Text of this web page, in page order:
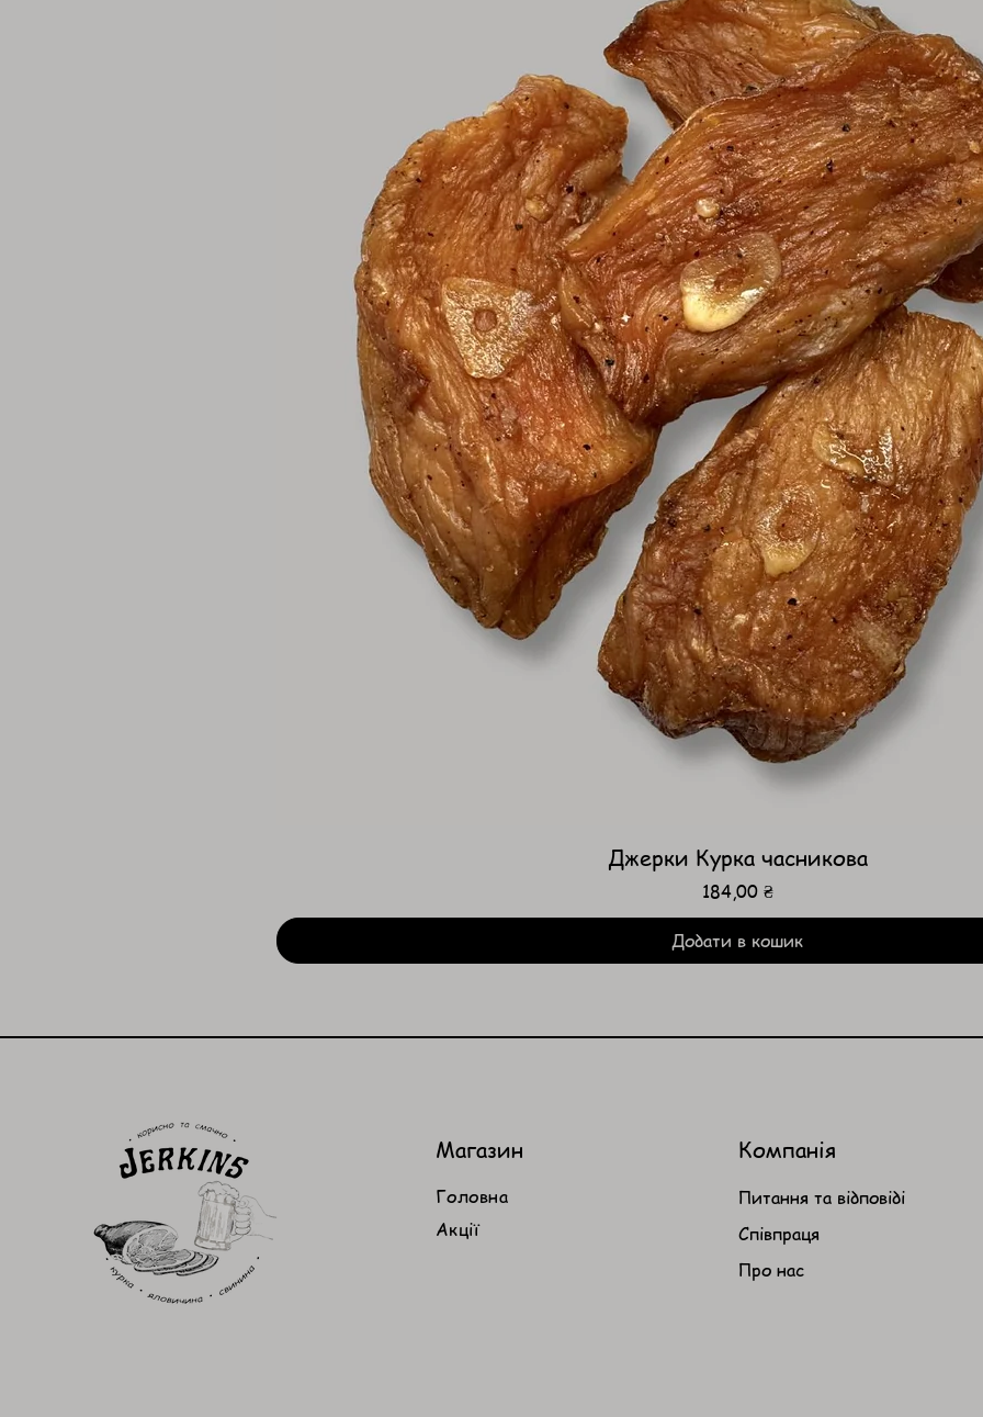
Джерки Курка часникова
Ціна
184,00 ₴
Додати в кошик
Магазин
Головна
Акції
Компанія
Питання та відповіді
Співпраця
Про нас